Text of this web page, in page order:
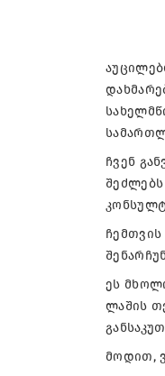
ჩვენ
ეს
ლაშის
მოდით,